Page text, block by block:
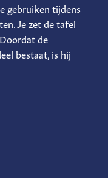
gebruiken tijdens
Je zet de tafel
de
bestaat, is hij